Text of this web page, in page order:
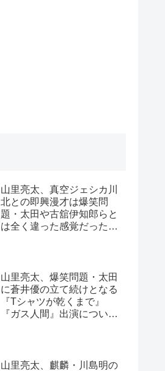
山里亮太、真空ジェシカ川
北との即興漫才は爆笑問
題・太田や古舘伊知郎らと
は全く違った感覚だったと
山里亮太、爆笑問題・太田
に蒼井優の立て続けとなる
『Tシャツが乾くまで』
『ガス人間』出演について
山里亮太、麒麟・川島明の